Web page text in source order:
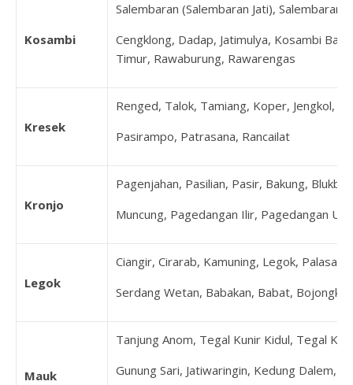
Kosambi
Salembaran (Salembaran Jati), Salembaran
Cengklong, Dadap, Jatimulya, Kosambi
Timur, Rawaburung, Rawarengas
Kresek
Renged, Talok, Tamiang, Koper, Jengkol,
Pasirampo, Patrasana, Rancailat
Kronjo
Pagenjahan, Pasilian, Pasir, Bakung,
Muncung, Pagedangan Ilir, Pagedangan
Legok
Ciangir, Cirarab, Kamuning, Legok, Palasari,
Serdang Wetan, Babakan, Babat,
Mauk
Tanjung Anom, Tegal Kunir Kidul, Tegal
Gunung Sari, Jatiwaringin, Kedung Dalem,